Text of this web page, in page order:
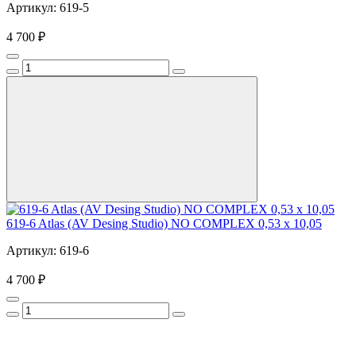
Артикул: 619-5
4 700 ₽
619-6 Atlas (AV Desing Studio) NO COMPLEX 0,53 x 10,05
Артикул: 619-6
4 700 ₽